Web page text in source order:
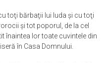
toţi bărbaţii lui Iuda şi cu toţi
şi tot poporul, de la cel
înaintea lor toate cuvintele din
în Casa Domnului.